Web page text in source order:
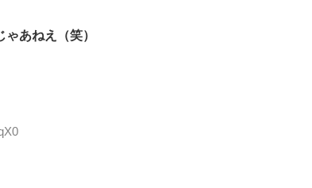
あねえ（笑）